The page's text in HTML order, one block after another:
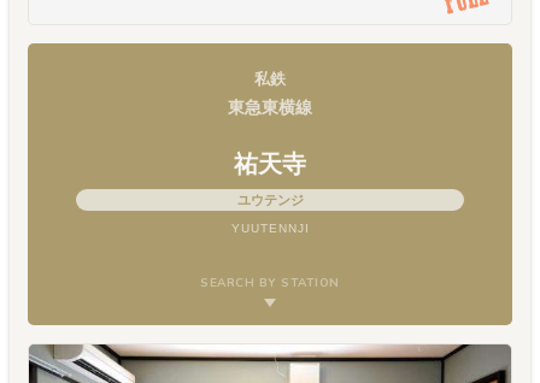
私鉄
東急東横線
祐天寺
ユウテンジ
YUUTENNJI
SEARCH BY STATION